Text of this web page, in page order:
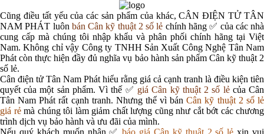
Cũng điều tất yếu của các sản phẩm của khác, CÂN ĐIỆN TỬ TÂN
NAM PHÁT luôn bán Cân kỹ thuật 2 số lẻ chính hãng ✅ của các nhà
cung cấp mà chúng tôi nhập khẩu và phân phối chính hãng tại Việt
Nam. Không chỉ vậy Công ty TNHH Sản Xuất Công Nghệ Tân Nam
Phát còn thực hiện đầy đủ nghĩa vụ bảo hành sản phẩm Cân kỹ thuật 2
số lẻ.
Cân điện tử Tân Nam Phát hiểu rằng giá cả cạnh tranh là điều kiện tiên
quyết của một sản phẩm. Vì thế ✅ giá Cân kỹ thuật 2 số lẻcủa Cân
Tân Nam Phát rất cạnh tranh. Nhưng thể vì bánCân kỹ thuật 2 số lẻ
giá rẻmà chúng tôi làm giảm chất lượng cũng như cắt bớt các chương
trình dịch vụ bảo hành và ưu đãi của mình.
Nếu quý khách muốn nhận ✅báo giá Cân kỹ thuật 2 số lẻ xin vui